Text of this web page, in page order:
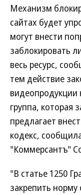
Механизм
сайтах будет
могут внести
заблокировать
весь ресурс,
тем действие
видеопродукции
группа, которая
предлагает
кодекс,
"Коммерсантъ"
"В статье 1250
закрепить